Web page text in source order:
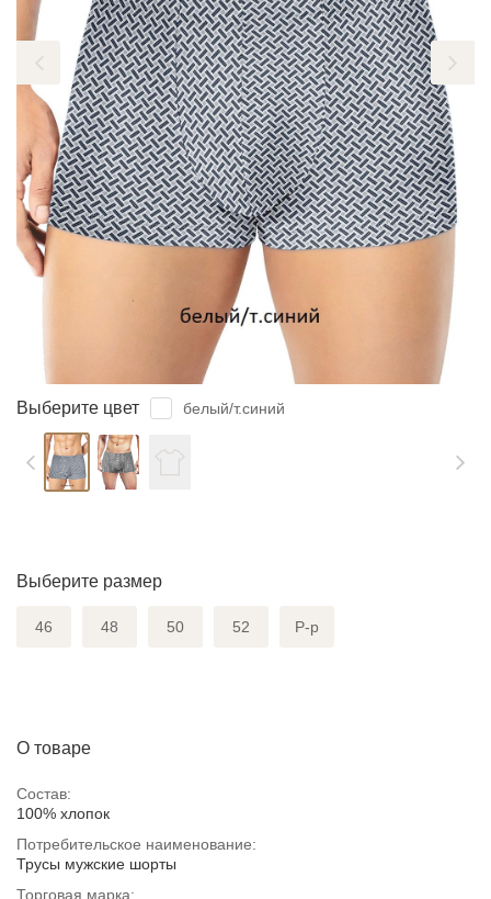
Выберите цвет белый/т.синий
Выберите размер
46 48 50 52 Р-р
О товаре
Состав:
100% хлопок
Потребительское наименование:
Трусы мужские шорты
Торговая марка: